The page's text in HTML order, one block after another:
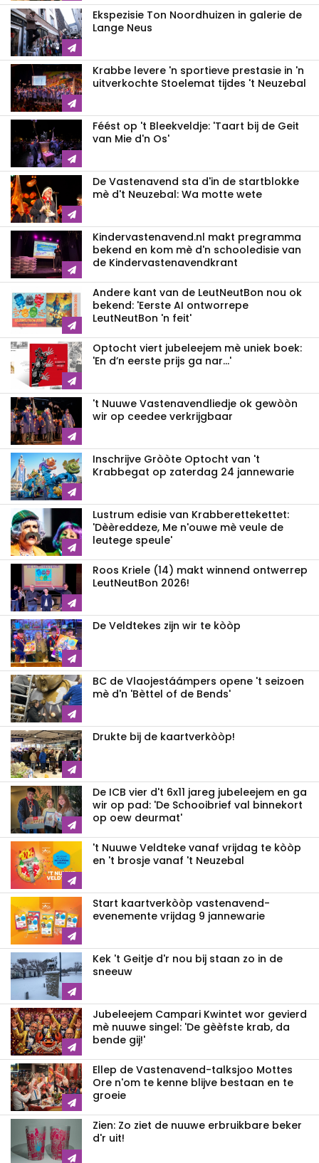
Ekspezisie Ton Noordhuizen in galerie de
Lange Neus
Krabbe levere 'n sportieve prestasie in 'n
uitverkochte Stoelemat tijdes 't Neuzebal
Féést op 't Bleekveldje: 'Taart bij de Geit
van Mie d'n Os'
De Vastenavend sta d'in de startblokke
mè d't Neuzebal: Wa motte wete
Kindervastenavend.nl makt pregramma
bekend en kom mè d'n schooledisie van
de Kindervastenavendkrant
Andere kant van de LeutNeutBon nou ok
bekend: 'Eerste AI ontworrepe
LeutNeutBon 'n feit'
Optocht viert jubeleejem mè uniek boek:
'En d’n eerste prijs ga nar...'
't Nuuwe Vastenavendliedje ok gewòòn
wir op ceedee verkrijgbaar
Inschrijve Gròòte Optocht van 't
Krabbegat op zaterdag 24 jannewarie
Lustrum edisie van Krabberettekettet:
'Dèèreddeze, Me n'ouwe mè veule de
leutege speule'
Roos Kriele (14) makt winnend ontwerrep
LeutNeutBon 2026!
De Veldtekes zijn wir te kòòp
BC de Vlaojestáámpers opene 't seizoen
mè d'n 'Bèttel of de Bends'
Drukte bij de kaartverkòòp!
De ICB vier d't 6x11 jareg jubeleejem en ga
wir op pad: 'De Schooibrief val binnekort
op oew deurmat'
't Nuuwe Veldteke vanaf vrijdag te kòòp
en 't brosje vanaf 't Neuzebal
Start kaartverkòòp vastenavend­
evenemente vrijdag 9 jannewarie
Kek 't Geitje d'r nou bij staan zo in de
sneeuw
Jubeleejem Campari Kwintet wor gevierd
mè nuuwe singel: 'De gèèfste krab, da
bende gij!'
Ellep de Vastenavend-talksjoo Mottes
Ore n'om te kenne blijve bestaan en te
groeie
Zien: Zo ziet de nuuwe erbruikbare beker
d'r uit!